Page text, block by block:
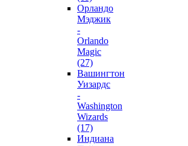
Орландо
Мэджик
-
Orlando
Magic
(27)
Вашингтон
Уизардс
-
Washington
Wizards
(17)
Индиана